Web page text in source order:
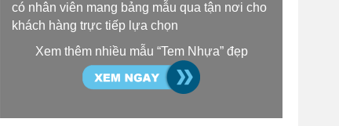
có nhân viên mang bảng mẫu qua tận nơi cho
khách hàng trực tiếp lựa chọn
Xem thêm nhiều mẫu “Tem Nhựa” đẹp